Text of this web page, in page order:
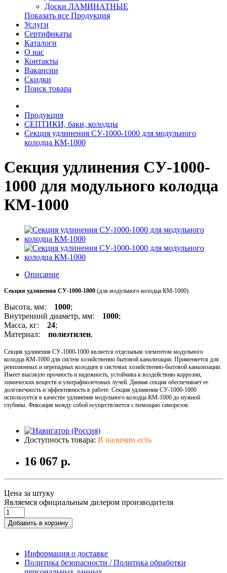
Доски ЛАМИНАТНЫЕ
Показать все Продукция
Услуги
Сертификаты
Каталоги
О нас
Контакты
Вакансии
Скидки
Поиск товара
Продукция
СЕПТИКИ, баки, колодцы
Секция удлинения СУ-1000-1000 для модульного
колодца КМ-1000
Секция удлинения СУ-1000-
1000 для модульного колодца
КМ-1000
Описание
Секция удлинения СУ-1000-1000 (для модульного колодца КМ-1000).
Высота, мм: 1000;
Внутренний диаметр, мм: 1000;
Масса, кг: 24;
Материал: полиэтилен.
Секция удлинения СУ-1000-1000 является отдельным элементом модульного
колодца КМ-1000 для систем хозяйственно бытовой канализации. Применяется для
ревизионных и перепадных колодцев в системах хозяйственно-бытовой канализации.
Имеет высокую прочность и надежность, устойчива к воздействию коррозии,
химических веществ и ультрафиолетовых лучей. Данная секция обеспечивает ее
долговечность и эффективность в работе. Секция удлинения СУ-1000-1000
используется в качестве удлинения модульного колодца КМ-1000 до нужной
глубины. Фиксация между собой осуществляется с помощью саморезов.
Доступность товара: В наличии есть
16 067 р.
Цена за штуку
Являемся официальным дилером производителя
Добавить в корзину
Информация о доставке
Политика безопасности / Политика обработки